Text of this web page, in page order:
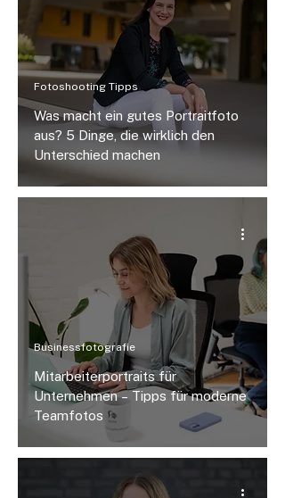
Was macht ein gutes Portraitfoto
aus? 5 Dinge, die wirklich den
Unterschied machen
Fotoshooting Tipps
Mitarbeiterportraits für
Unternehmen – Tipps für moderne
Teamfotos
Businessfotografie